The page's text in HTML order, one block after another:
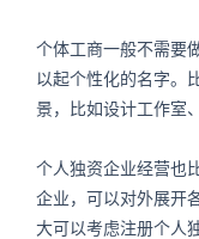
个体工商一般不需要
以起个性化的名字。
景，比如设计工作室
个人独资企业经营也
企业，可以对外展开
大可以考虑注册个人